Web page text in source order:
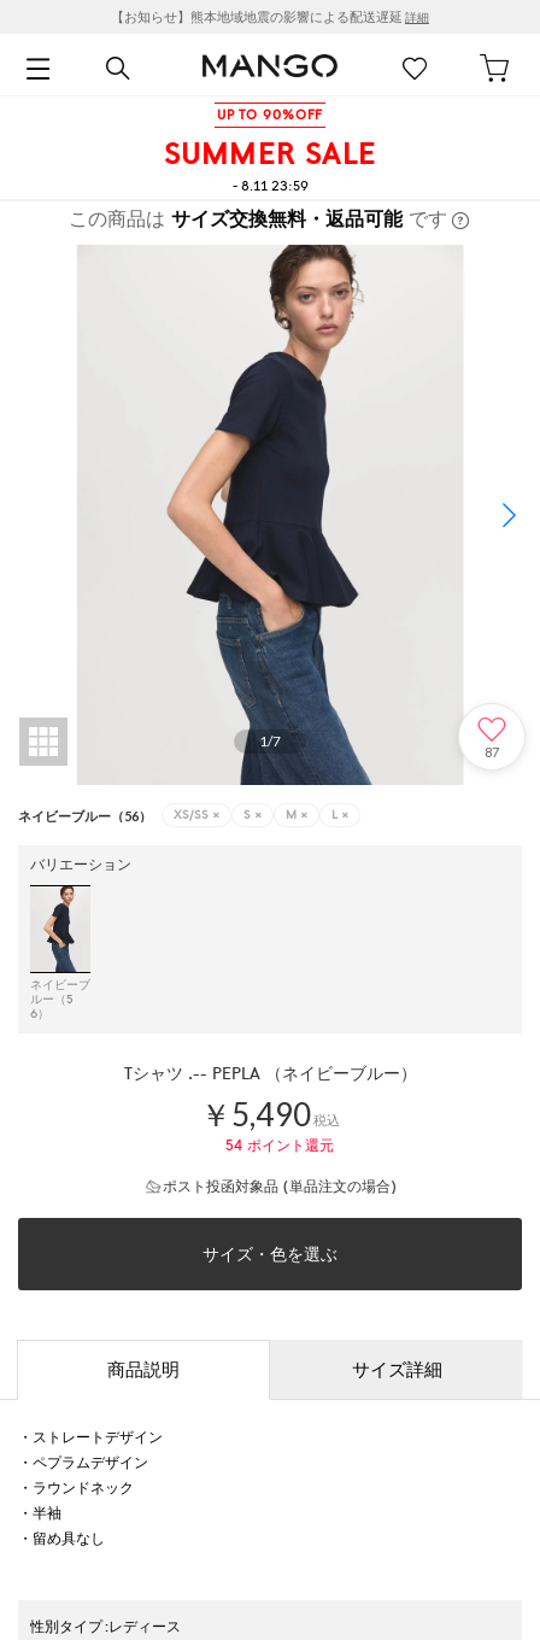
【お知らせ】熊本地域地震の影響による配送遅延 詳細
UP TO 90%OFF
SUMMER SALE
- 8.11 23:59
この商品は サイズ交換無料・返品可能 です
1/7
87
ネイビーブルー（56） XS/SS × S × M × L ×
バリエーション
ネイビーブ
ルー（5
6）
Tシャツ .-- PEPLA （ネイビーブルー）
￥5,490税込
54ポイント還元
ポスト投函対象品 (単品注文の場合)
サイズ・色を選ぶ
商品説明 サイズ詳細
・ストレートデザイン
・ペプラムデザイン
・ラウンドネック
・半袖
・留め具なし
性別タイプ:レディース